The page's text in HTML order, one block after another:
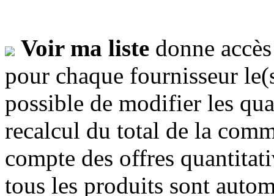
Voir ma liste donne
pour chaque fournisseur
possible de modifier les
recalcul du total de la
compte des offres
tous les produits sont